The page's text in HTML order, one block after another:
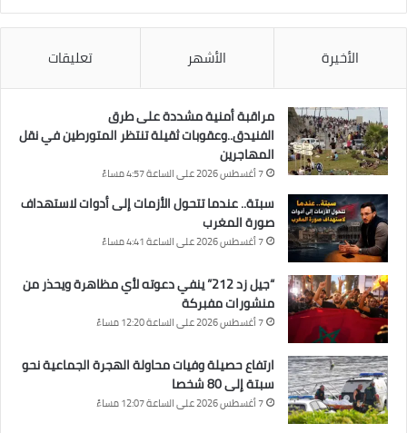
الأخيرة الأشهر تعليقات
مراقبة أمنية مشددة على طرق
الفنيدق..وعقوبات ثقيلة تنتظر المتورطين في نقل
المهاجرين
7 أغسطس 2026 على الساعة 4:57 مساءً
سبتة.. عندما تتحول الأزمات إلى أدوات لاستهداف
صورة المغرب
7 أغسطس 2026 على الساعة 4:41 مساءً
“جيل زد 212” ينفي دعوته لأي مظاهرة ويحذر من
منشورات مفبركة
7 أغسطس 2026 على الساعة 12:20 مساءً
ارتفاع حصيلة وفيات محاولة الهجرة الجماعية نحو
سبتة إلى 80 شخصا
7 أغسطس 2026 على الساعة 12:07 مساءً